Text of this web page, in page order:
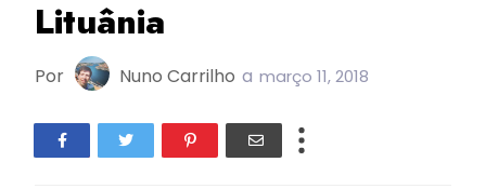
Lituânia
Por Nuno Carrilho a março 11, 2018